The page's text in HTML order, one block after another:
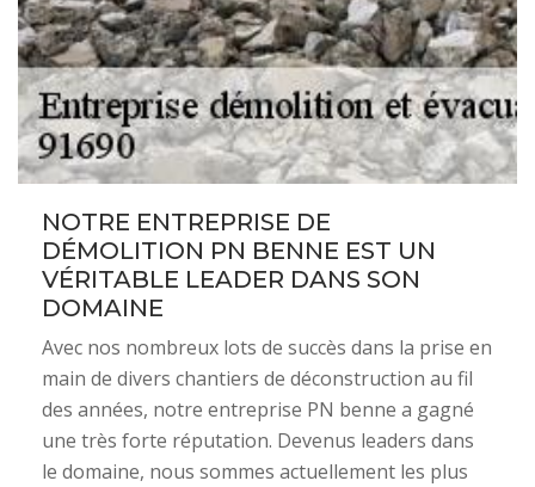
NOTRE ENTREPRISE DE
DÉMOLITION PN BENNE EST UN
VÉRITABLE LEADER DANS SON
DOMAINE
Avec nos nombreux lots de succès dans la prise en
main de divers chantiers de déconstruction au fil
des années, notre entreprise PN benne a gagné
une très forte réputation. Devenus leaders dans
le domaine, nous sommes actuellement les plus